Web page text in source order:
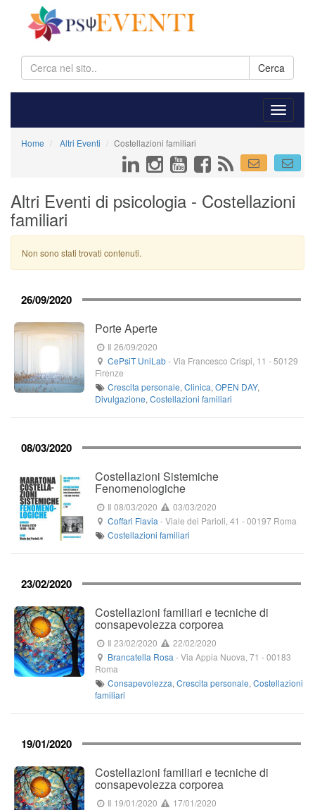
Cerca
Home Altri Eventi Costellazioni familiari
Altri Eventi di psicologia - Costellazioni
familiari
Non sono stati trovati contenuti.
26/09/2020
Porte Aperte
Il 26/09/2020
CePsiT UniLab-Via Francesco Crispi, 11 -50129
Firenze
Crescita personale,Clinica,OPEN DAY,
Divulgazione, Costellazioni familiari
08/03/2020
Costellazioni Sistemiche
Fenomenologiche
Il 08/03/2020
03/03/2020
Coffari Flavia -Viale dei Parioli, 41 -00197 Roma
Costellazioni familiari
23/02/2020
Costellazioni familiari e tecniche di
consapevolezza corporea
Il 23/02/2020
22/02/2020
Brancatella Rosa -Via Appia Nuova, 71 -00183
Roma
Consapevolezza,Crescita personale,Costellazioni
familiari
19/01/2020
Costellazioni familiari e tecniche di
consapevolezza corporea
Il 19/01/2020
17/01/2020